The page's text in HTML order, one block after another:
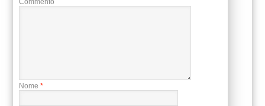
Nome *